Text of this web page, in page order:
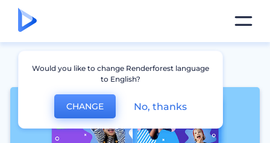
Would you like to change Renderforest language
to English?
CHANGE No, thanks